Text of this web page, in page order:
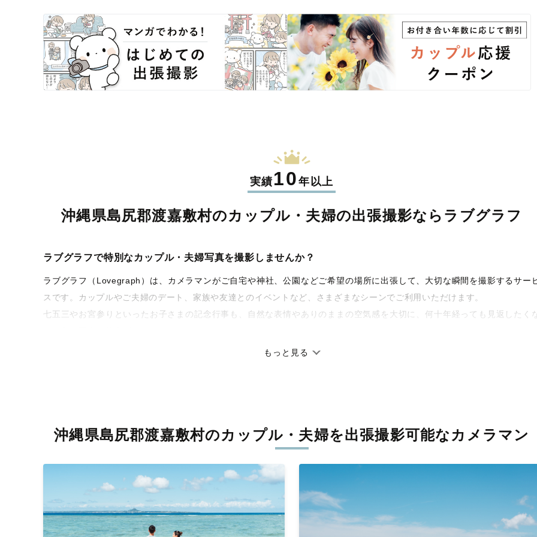
実績10年以上
沖縄県島尻郡渡嘉敷村のカップル・夫婦の出張撮影なら ラブグラフ
ラブグラフで特別なカップル・夫婦写真を撮影しませんか？
ラブグラフ（Lovegraph）は、カメラマンがご自宅や神社、公園などご希望の場所に出張して、大切な瞬間を撮影するサー
スです。カップルやご夫婦のデート、家族や友達とのイベントなど、さまざまなシーンでご利用いただけます。
七五三やお宮参りといったお子さまの記念行事も、自然な表情やありのままの空気感を大切に、何十年経っても見返したく
丁寧なレタッチで思い出を美しく仕上げます
りに。きっと「こんな写真を撮ってほしかった！」と思える一枚に出会えます。まずは、ラブグラフの
もっと見る
沖縄県島尻郡渡嘉敷村のカップル・夫婦を出張撮影可能なカメラマン